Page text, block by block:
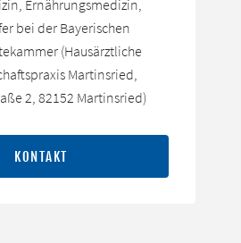
Ernährungsmedizin,
bei der Bayerischen
(Hausärztliche
Martinsried,
2, 82152 Martinsried)
KONTAKT